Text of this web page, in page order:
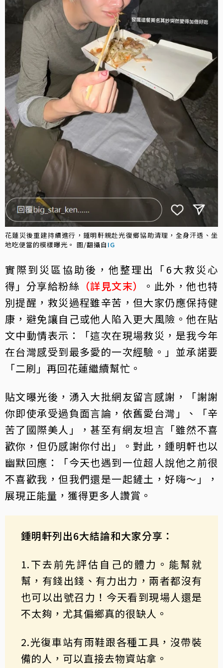
花蓮災後重建持續進行，鍾明軒親赴光復鄉協助清理，全身汗透、坐
地吃便當的模樣曝光。 圖/翻攝自 IG
實際到災區協助後，他整理出「6大救災心
得」分享給粉絲 （詳見文末）
。此外，他也特
別提醒，救災過程雖辛苦，但大家仍應保持健
康，避免讓自己或他人陷入更大風險。他在貼
文中動情表示：「這次在現場救災，是我今年
在台灣感受到最多愛的一次經驗。」並承諾要
「二刷」再回花蓮繼續幫忙。
貼文曝光後，湧入大批網友留言感謝，「謝謝
你即使承受過負面言論，依舊愛台灣」、「辛
苦了國際美人」，甚至有網友坦言「雖然不喜
歡你，但仍感謝你付出」。對此，鍾明軒也以
幽默回應：「今天也遇到一位超人說他之前很
不喜歡我，但我們還是一起鏟土，好嗨～」，
展現正能量，獲得更多人讚賞。
鍾明軒列出6大結論和大家分享：
1.下去前先評估自己的體力。能幫就
幫，有錢出錢、有力出力，兩者都沒有
也可以出號召力！今天看到現場人還是
不太夠，尤其偏鄉真的很缺人。
2.光復車站有雨鞋跟各種工具，沒帶裝
備的人，可以直接去物資站拿。